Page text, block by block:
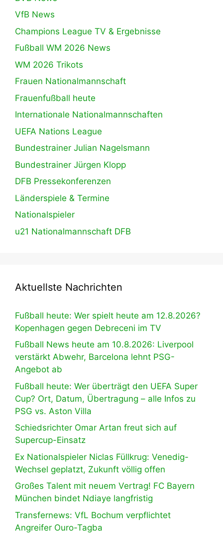
VfB News
Champions League TV & Ergebnisse
Fußball WM 2026 News
WM 2026 Trikots
Frauen Nationalmannschaft
Frauenfußball heute
Internationale Nationalmannschaften
UEFA Nations League
Bundestrainer Julian Nagelsmann
Bundestrainer Jürgen Klopp
DFB Pressekonferenzen
Länderspiele & Termine
Nationalspieler
u21 Nationalmannschaft DFB
Aktuellste Nachrichten
Fußball heute: Wer spielt heute am 12.8.2026?
Kopenhagen gegen Debreceni im TV
Fußball News heute am 10.8.2026: Liverpool
verstärkt Abwehr, Barcelona lehnt PSG-
Angebot ab
Fußball heute: Wer überträgt den UEFA Super
Cup? Ort, Datum, Übertragung – alle Infos zu
PSG vs. Aston Villa
Schiedsrichter Omar Artan freut sich auf
Supercup-Einsatz
Ex Nationalspieler Niclas Füllkrug: Venedig-
Wechsel geplatzt, Zukunft völlig offen
Großes Talent mit neuem Vertrag! FC Bayern
München bindet Ndiaye langfristig
Transfernews: VfL Bochum verpflichtet
Angreifer Ouro-Tagba